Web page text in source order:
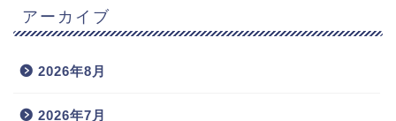
アーカイブ
2026年8月
2026年7月